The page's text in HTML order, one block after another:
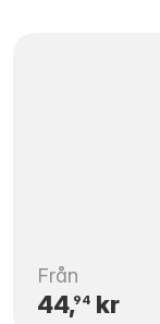
Från
44,94kr